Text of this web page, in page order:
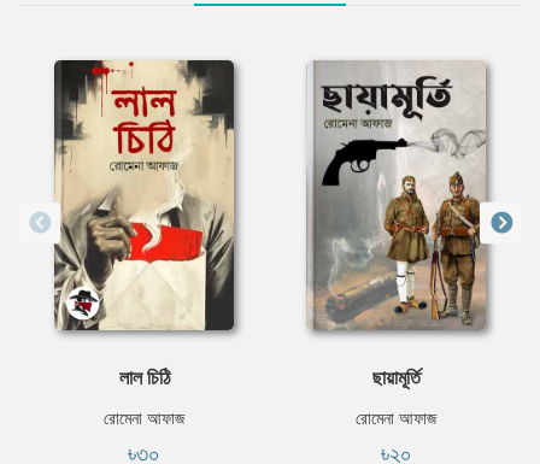
লাল চিঠি
রোমেনা আফাজ
৳৩০
ছায়ামূর্তি
রোমেনা আফাজ
৳২০